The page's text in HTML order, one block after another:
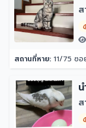
สถานที่หาย: 11/75 ซอย